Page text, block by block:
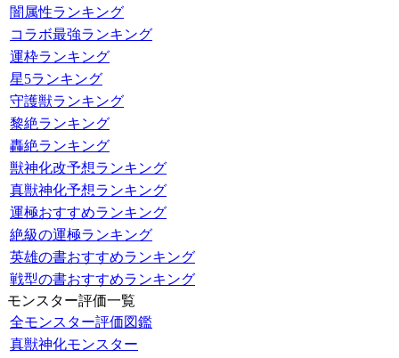
闇属性ランキング
コラボ最強ランキング
運枠ランキング
星5ランキング
守護獣ランキング
黎絶ランキング
轟絶ランキング
獣神化改予想ランキング
真獣神化予想ランキング
運極おすすめランキング
絶級の運極ランキング
英雄の書おすすめランキング
戦型の書おすすめランキング
モンスター評価一覧
全モンスター評価図鑑
真獣神化モンスター